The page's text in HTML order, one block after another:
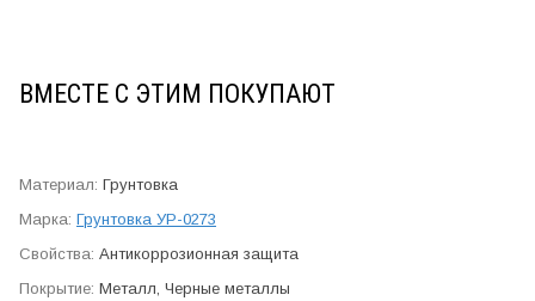
ВМЕСТЕ С ЭТИМ ПОКУПАЮТ
Грунтовка
Грунтовка УР-0273
Антикор­розионная защита
Металл, Черные металлы